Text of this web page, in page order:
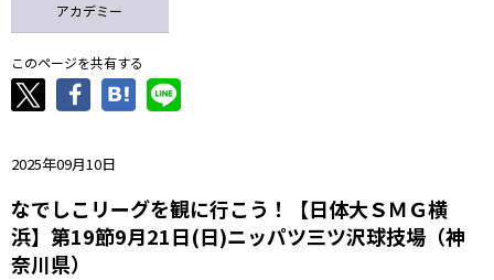
アカデミー
このページを共有する
2025年09月10日
なでしこリーグを観に行こう！【日体大ＳＭＧ横
浜】第19節9月21日(日)ニッパツ三ツ沢球技場（神
奈川県）